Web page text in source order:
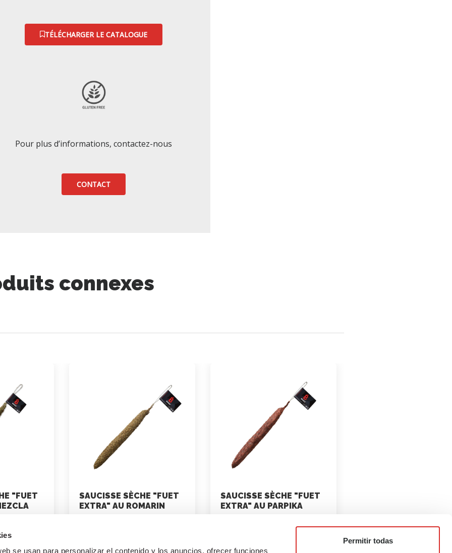
se usan para personalizar el contenido y los anuncios, ofrecer funciones
Permitir todas
TÉLÉCHARGER LE CATALOGUE
Pour plus d’informations, contactez-nous
CONTACT
connexes
"FUET
SAUCISSE SÈCHE "FUET
EXTRA" AU ROMARIN
SAUCISSE SÈCHE "FUET
EXTRA" AU PARPIKA